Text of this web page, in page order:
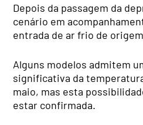
Depois da passagem da
cenário em
entrada de ar frio de
Alguns modelos admitem
significativa da
maio, mas esta
estar confirmada.